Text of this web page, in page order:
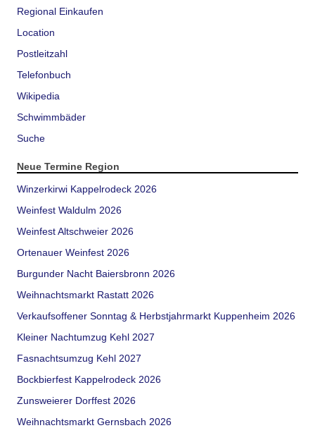
Regional Einkaufen
Location
Postleitzahl
Telefonbuch
Wikipedia
Schwimmbäder
Suche
Neue Termine Region
Winzerkirwi Kappelrodeck 2026
Weinfest Waldulm 2026
Weinfest Altschweier 2026
Ortenauer Weinfest 2026
Burgunder Nacht Baiersbronn 2026
Weihnachtsmarkt Rastatt 2026
Verkaufsoffener Sonntag & Herbstjahrmarkt Kuppenheim 2026
Kleiner Nachtumzug Kehl 2027
Fasnachtsumzug Kehl 2027
Bockbierfest Kappelrodeck 2026
Zunsweierer Dorffest 2026
Weihnachtsmarkt Gernsbach 2026